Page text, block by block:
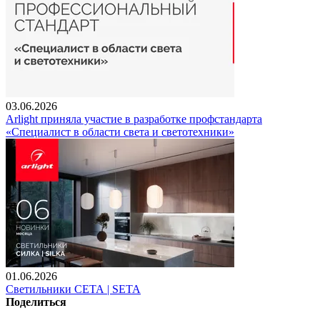
03.06.2026
Arlight приняла участие в разработке профстандарта
«Специалист в области света и светотехники»
01.06.2026
Светильники СЕТА | SETA
Поделиться